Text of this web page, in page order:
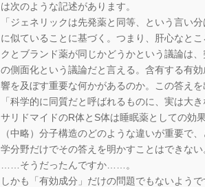
は次のような記述があります。
「ジェネリックは先発薬と同等、という言い
に似ていることに基づく。つまり、肝心なと
クとブランド薬が同じかどうかという議論は
の側面化という議論だと言える。含有する有
響を及ぼす重要な何かがあるのか。この答え
「科学的に同質だと呼ばれるものに、実は大
サリドマイドのR体とS体は睡眠薬としての効
（中略）分子構造のどのような違いが重要で
学分野だけでその答えを明かすことはできない
……そうだったんですか……。
しかも「有効成分」だけの問題でもないようで